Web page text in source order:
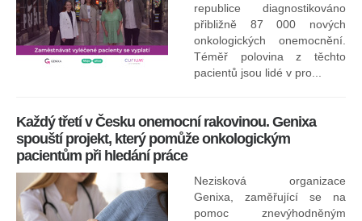
republice diagnostikováno
přibližně 87 000 nových
onkologických onemocnění.
Téměř polovina z těchto
pacientů jsou lidé v pro...
Každý třetí v Česku onemocní rakovinou. Genixa
spouští projekt, který pomůže onkologickým
pacientům při hledání práce
Nezisková organizace
Genixa, zaměřující se na
pomoc znevýhodněným